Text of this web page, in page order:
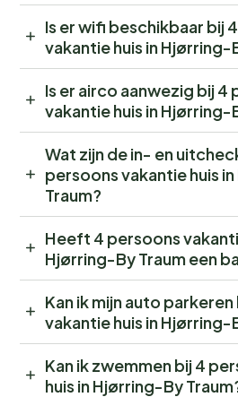
Is er wifi beschikbaar bij
vakantie huis in Hjørring-
Is er airco aanwezig bij 4
vakantie huis in Hjørring-
Wat zijn de in- en
persoons vakantie huis
Traum?
Heeft 4 persoons
Hjørring-By Traum een
Kan ik mijn auto
vakantie huis in Hjørring-
Kan ik zwemmen bij 4
huis in Hjørring-By